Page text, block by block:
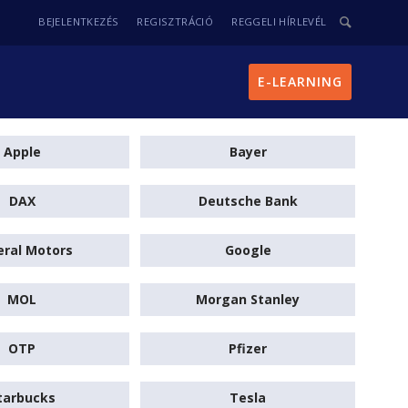
BEJELENTKEZÉS REGISZTRÁCIÓ REGGELI HÍRLEVÉL
E-LEARNING
Apple Bayer
DAX Deutsche Bank
Motors Google
MOL Morgan Stanley
OTP Pfizer
Tesla